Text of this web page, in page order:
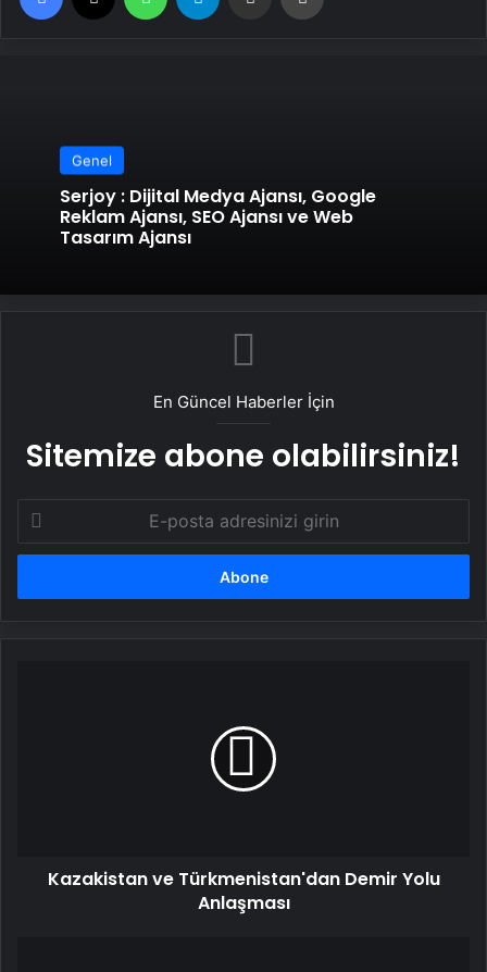
Genel
Serjoy : Dijital Medya Ajansı, Google
Reklam Ajansı, SEO Ajansı ve Web
Tasarım Ajansı
En Güncel Haberler İçin
Sitemize abone olabilirsiniz!
posta
adresinizi
Kazakistan ve Türkmenistan'dan Demir Yolu
Anlaşması